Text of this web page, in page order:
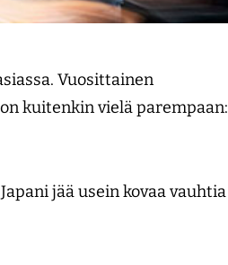
Vuosittainen
kuitenkin vielä parempaan:
jää usein kovaa vauhtia